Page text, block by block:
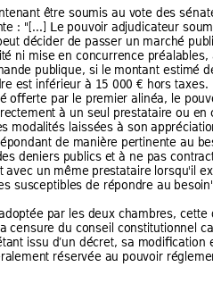
être soumis au vote des
e : "[...] Le pouvoir adjudicateur
ut décider de passer un marché
é ni mise en concurrence préalables,
nde publique, si le montant estimé
e est inférieur à 15 000 € hors taxes.
offerte par le premier alinéa, le
ctement à un seul prestataire ou en
modalités laissées à son app
pondant de manière pertinente au
s deniers publics et à ne pas
avec un même prestataire lorsqu'il
susceptibles de répondre au besoin"
doptée par les deux chambres, cette
censure du conseil constitutionnel
issu d’un décret, sa modification
alement réservée au pouvoir